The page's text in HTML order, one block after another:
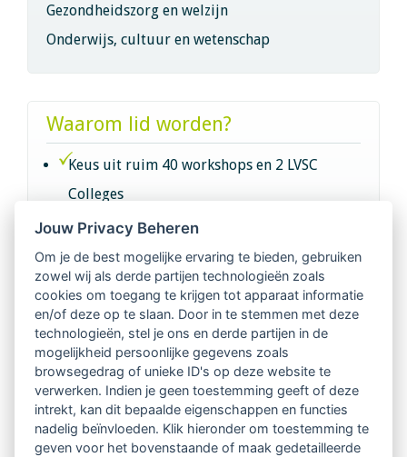
Gezondheidszorg en welzijn
Onderwijs, cultuur en wetenschap
Waarom lid worden?
Keus uit ruim 40 workshops en 2 LVSC
Colleges
Intervisie met geregistreerde vakgenoten
Netwerk van 2100 professionals in 14
regio's
Vindbaar voor opdrachtgevers
Tijdschrift voor
Begeleidingskunde & kennisbank
Jouw Privacy Beheren
Om je de best mogelijke ervaring te bieden, gebruiken
zowel wij als derde partijen technologieën zoals
cookies om toegang te krijgen tot apparaat informatie
en/of deze op te slaan. Door in te stemmen met deze
technologieën, stel je ons en derde partijen in de
mogelijkheid persoonlijke gegevens zoals
browsegedrag of unieke ID's op deze website te
verwerken. Indien je geen toestemming geeft of deze
intrekt, kan dit bepaalde eigenschappen en functies
nadelig beïnvloeden. Klik hieronder om toestemming te
geven voor het bovenstaande of maak gedetailleerde